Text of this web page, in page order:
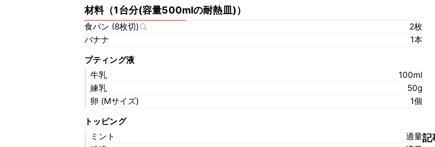
材料（1台分(容量500mlの耐熱皿)）
食パン (8枚切)
2枚
バナナ
1本
プティング液
牛乳
100ml
練乳
50g
卵 (Mサイズ)
1個
トッピング
ミント
適量記